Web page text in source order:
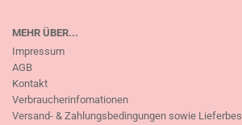
MEHR ÜBER...
Impressum
AGB
Kontakt
Verbraucherinfomationen
Versand- & Zahlungsbedingungen sowie